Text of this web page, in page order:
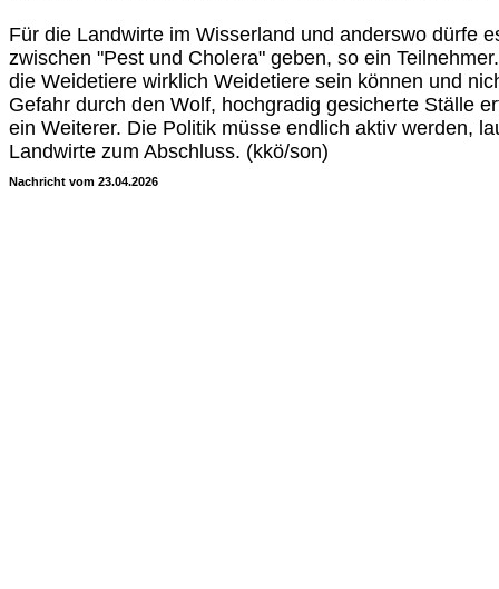
Für die Landwirte im Wisserland und anderswo dürfe
zwischen "Pest und Cholera" geben, so ein
die Weidetiere wirklich Weidetiere sein können und
Gefahr durch den Wolf, hochgradig gesicherte Ställe
ein Weiterer. Die Politik müsse endlich aktiv werden,
Landwirte zum Abschluss. (kkö/son)
Nachricht vom 23.04.2026